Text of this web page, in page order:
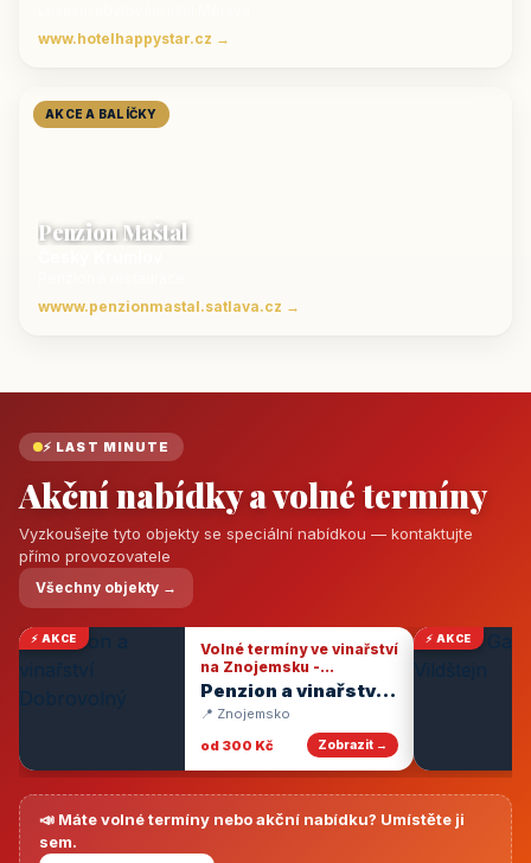
www.hotelhappystar.cz →
AKCE A BALÍČKY
Penzion Maštal
wwww.penzionmastal.satlava.cz →
⚡ LAST MINUTE
Akční nabídky a volné termíny
Vyzkoušejte tyto objekty se speciální nabídkou — kontaktujte
přímo provozovatele
Všechny objekty →
⚡ AKCE
Volné termíny ve vinařství
na Znojemsku -
degustace vín
Penzion a vinařství
Dobrovolný
📍 Znojemsko
od 300 Kč
Zobrazit →
⚡ AKCE
📣 Máte volné termíny nebo akční nabídku? Umístěte ji
sem.